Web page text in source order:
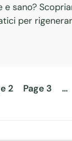
e sano?
per
2 Page 3 …